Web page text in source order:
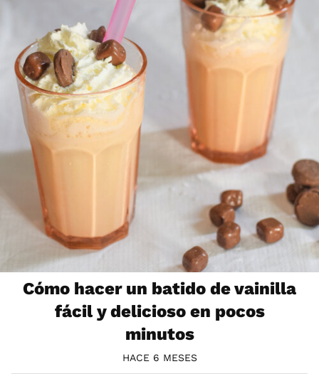
Cómo hacer un batido de vainilla
fácil y delicioso en pocos
minutos
HACE 6 MESES